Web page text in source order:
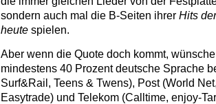
sondern auch mal die B-Seiten ihrer Hits
heutespielen.
Aber wenn die Quote doch kommt,
mindestens 40 Prozent deutsche Sprache
Surf&Rail, Teens & Twens), Post (World
Easytrade) und Telekom (Calltime, enjoy-